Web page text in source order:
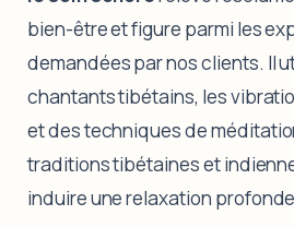
bien-être et figure parmi les
demandées par nos clients. Il
chantants tibétains, les
et des techniques de
traditions tibétaines et
induire une relaxation